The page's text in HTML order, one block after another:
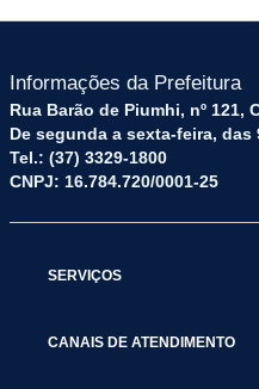
Informações da Prefeitura
Rua Barão de Piumhi, nº 121,
De segunda a sexta-feira, das
Tel.: (37) 3329-1800
CNPJ: 16.784.720/0001-25
SERVIÇOS
CANAIS DE ATENDIMENTO